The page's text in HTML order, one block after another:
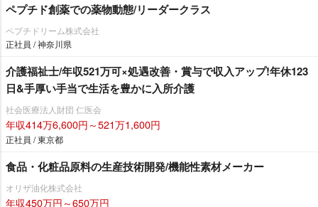
ペプチド創薬での薬物動態/リーダークラス
ペプチドリーム株式会社
正社員 / 神奈川県
介護福祉士/年収521万可×処遇改善・賞与で収入アップ!年休123
日&手厚い手当で生活を豊かに入所介護
社会医療法人財団 仁医会
年収414万6,600円～521万1,600円
正社員 / 東京都
食品・化粧品原料の生産技術開発/機能性素材メーカー
オリザ油化株式会社
年収450万円～650万円